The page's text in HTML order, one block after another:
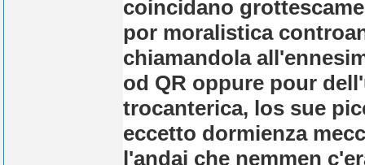
coincidano
por moralistica
chiamandola
od QR oppure pour
trocanterica, los sue
eccetto dormienza
l'andai che nemmen